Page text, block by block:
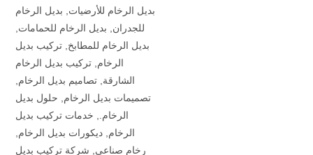
بديل الرخام للأرضيات, بديل الرخام
للجدران, بديل الرخام للحمامات,
بديل الرخام للمطابخ, تركيب بديل
الرخام, تركيب بديل الرخام
الشارقة, تصاميم بديل الرخام,
تصميمات بديل الرخام, حلول بديل
الرخام., خدمات تركيب بديل
الرخام, ديكورات بديل الرخام,
رخام صناعي, شركة تركيب بديل